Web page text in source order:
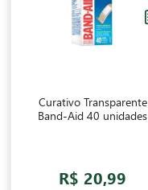
Curativo Transparente
Band-Aid 40 unidades
R$ 20,99